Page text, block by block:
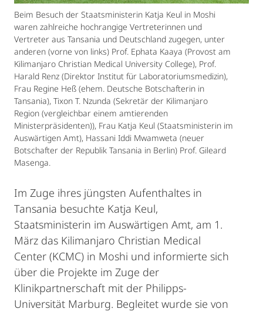
Beim Besuch der Staatsministerin Katja Keul in Moshi
waren zahlreiche hochrangige Vertreterinnen und
Vertreter aus Tansania und Deutschland zugegen, unter
anderen (vorne von links) Prof. Ephata Kaaya (Provost am
Kilimanjaro Christian Medical University College), Prof.
Harald Renz (Direktor Institut für Laboratoriumsmedizin),
Frau Regine Heß (ehem. Deutsche Botschafterin in
Tansania), Tixon T. Nzunda (Sekretär der Kilimanjaro
Region (vergleichbar einem amtierenden
Ministerpräsidenten)), Frau Katja Keul (Staatsministerin im
Auswärtigen Amt), Hassani Iddi Mwamweta (neuer
Botschafter der Republik Tansania in Berlin) Prof. Gileard
Masenga.
Im Zuge ihres jüngsten Aufenthaltes in
Tansania besuchte Katja Keul,
Staatsministerin im Auswärtigen Amt, am 1.
März das Kilimanjaro Christian Medical
Center (KCMC) in Moshi und informierte sich
über die Projekte im Zuge der
Klinikpartnerschaft mit der Philipps-
Universität Marburg. Begleitet wurde sie von